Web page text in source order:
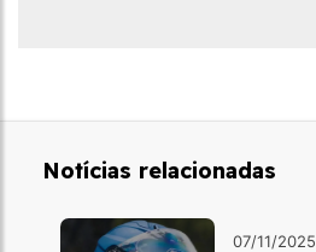
Notícias relacionadas
07/11/2025